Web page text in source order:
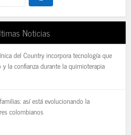
Noticias
del Country incorpora tecnología que
y la confianza durante la quimioterapia
así está evolucionando la
colombianos